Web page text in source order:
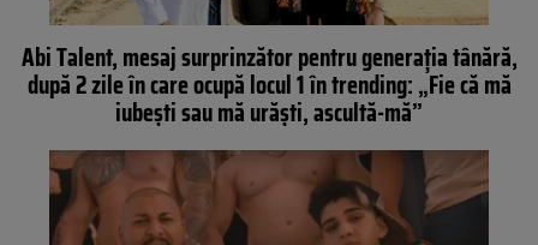
Abi Talent, mesaj surprinzător pentru generația tânără,
după 2 zile în care ocupă locul 1 în trending: „Fie că mă
iubești sau mă urăști, ascultă-mă”